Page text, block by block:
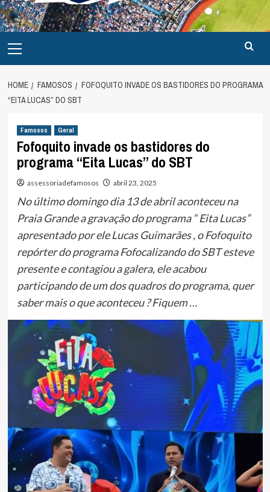
Menu
HOME FAMOSOS
FOFOQUITO INVADE OS BASTIDORES DO PROGRAMA
“EITA LUCAS” DO SBT
Famosos Geral
Fofoquito invade os bastidores do
programa “Eita Lucas” do SBT
assessoriadefamosos abril 23, 2025
No último domingo dia 13 de abril aconteceu na
Praia Grande a gravação do programa “ Eita Lucas”
apresentado por ele Lucas Guimarães , o Fofoquito
repórter do programa Fofocalizando do SBT esteve
presente e contagiou a galera, ele acabou
participando de um dos quadros do programa, quer
saber mais o que aconteceu ? Fiquem …